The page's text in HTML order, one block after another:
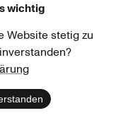
wichtig
Website stetig zu